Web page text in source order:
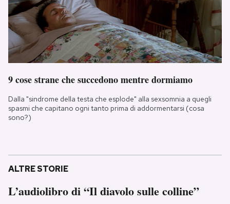
9 cose strane che succedono mentre dormiamo
Dalla "sindrome della testa che esplode" alla sexsomnia a quegli
spasmi che capitano ogni tanto prima di addormentarsi (cosa
sono?)
ALTRE STORIE
L’audiolibro di “Il diavolo sulle colline”